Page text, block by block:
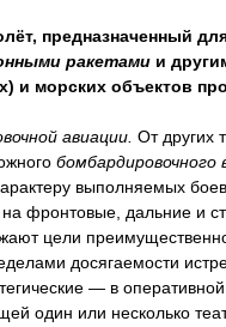
предназначенный
ракетами и
и морских объектов
авиации. От других
бомбардировочного
выполняемых
фронтовые, дальние и
цели
досягаемости
— в
один или несколько